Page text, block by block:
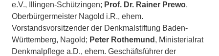
e.V., Illingen-Schützingen; Prof. Dr. Rainer Prewo,
Oberbürgermeister Nagold i.R., ehem.
Vorstandsvorsitzender der Denkmalstiftung Baden-
Württemberg, Nagold; Peter Rothemund , Ministerialrat
Denkmalpflege a.D., ehem. Geschäftsführer der